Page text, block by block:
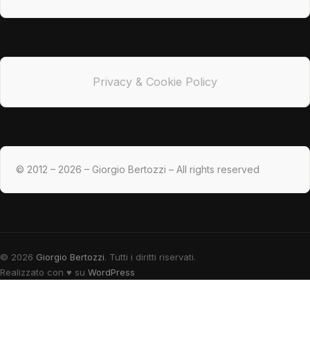
Privacy & Cookie Policy
© 2012 – 2026 – Giorgio Bertozzi – All rights reserved
© 2026 Giorgio Bertozzi. Tutti i diritti riservati.
Realizzato con ♥ su WordPress